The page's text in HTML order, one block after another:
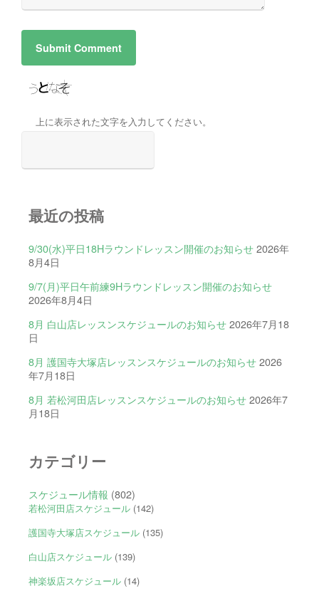
上に表示された文字を入力してください。
最近の投稿
9/30(水)平日18Hラウンドレッスン開催のお知らせ 2026年
8月4日
9/7(月)平日午前練9Hラウンドレッスン開催のお知らせ
2026年8月4日
8月 白山店レッスンスケジュールのお知らせ 2026年7月18
日
8月 護国寺大塚店レッスンスケジュールのお知らせ 2026
年7月18日
8月 若松河田店レッスンスケジュールのお知らせ 2026年7
月18日
カテゴリー
スケジュール情報 (802)
若松河田店スケジュール(142)
護国寺大塚店スケジュール(135)
白山店スケジュール(139)
神楽坂店スケジュール(14)